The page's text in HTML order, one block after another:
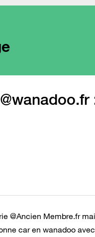
@Ancien Membre.fr
car en wanadoo